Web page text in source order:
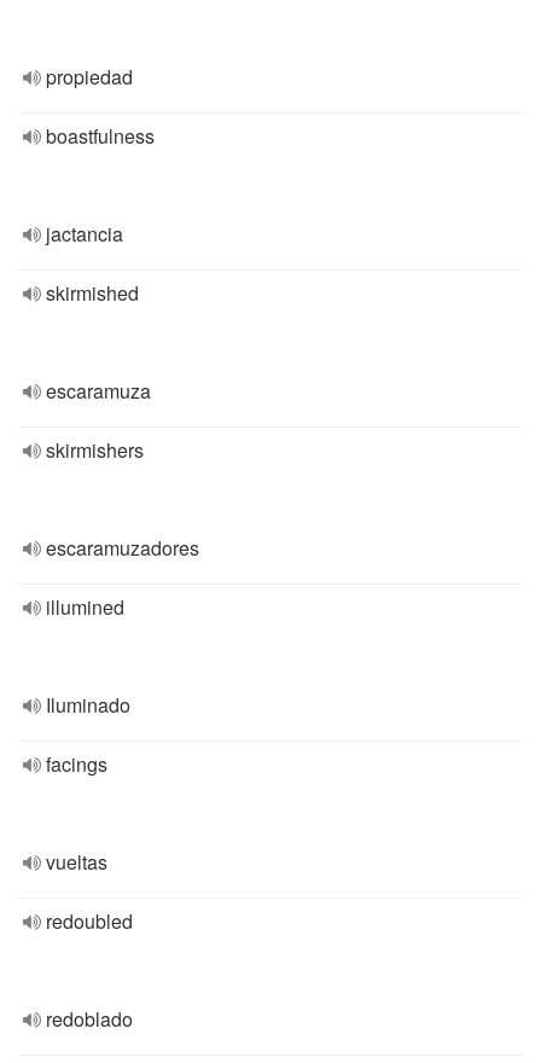
propiedad
boastfulness
jactancia
skirmished
escaramuza
skirmishers
escaramuzadores
illumined
Iluminado
facings
vueltas
redoubled
redoblado